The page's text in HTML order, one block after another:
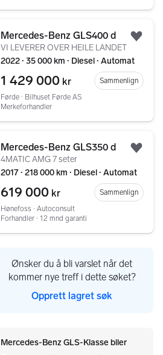
Mercedes-Benz GLS400 d
VI LEVERER OVER HEILE LANDET
2022 ∙ 35 000 km ∙ Diesel ∙ Automat
1 429 000 kr
Sammenlign
Førde ∙ Bilhuset Førde AS
Merkeforhandler
Mercedes-Benz GLS350 d
4MATIC AMG 7 seter
2017 ∙ 218 000 km ∙ Diesel ∙ Automat
619 000 kr
Sammenlign
Hønefoss ∙ Autoconsult
Forhandler ∙ 12 mnd garanti
Ønsker du å bli varslet når det
kommer nye treff i dette søket?
Opprett lagret søk
Mercedes-Benz GLS-Klasse biler